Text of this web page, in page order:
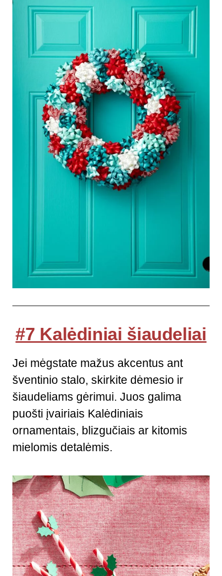
#7 Kalėdiniai šiaudeliai
Jei mėgstate mažus akcentus ant
šventinio stalo, skirkite dėmesio ir
šiaudeliams gėrimui. Juos galima
puošti įvairiais Kalėdiniais
ornamentais, blizgučiais ar kitomis
mielomis detalėmis.